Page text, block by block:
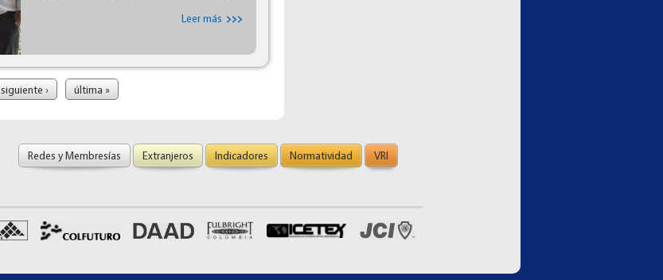
Leer más
siguiente › última »
Redes y Membresías Extranjeros Indicadores Normatividad VRI